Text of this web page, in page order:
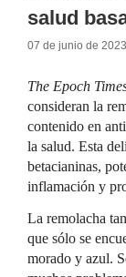
salud
07 de junio de 2023
The Epoch
consideran la
contenido en
la salud. Esta
betacianinas,
inflamación y
La remolacha
que sólo se
morado y azul.